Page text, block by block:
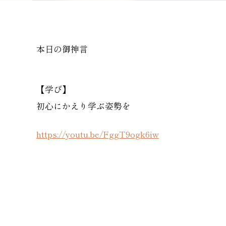
本日の御神言
【学び】
初心にかえり学ぶ姿勢を
https://youtu.be/FggT9ogk6iw